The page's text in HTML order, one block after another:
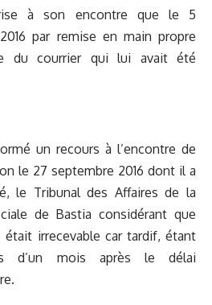
à son encontre que le 5
par remise en main propre
du courrier qui lui avait été
un recours à l’encontre de
le 27 septembre 2016 dont il a
le Tribunal des Affaires de la
de Bastia considérant que
était irrecevable car tardif, étant
d’un mois après le délai